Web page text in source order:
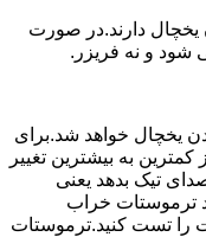
دارند.در صورت
شود و نه فریزر.
یخچال خواهد شد.برای
به بیشترین تغییر
تیک بدهد یعنی
ترموستات خراب
را تست کنید.ترموستات